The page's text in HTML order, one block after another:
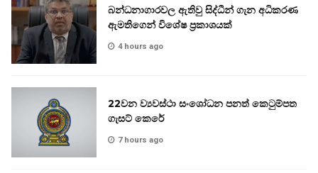
බන්ධනාගාරවල ඇතිවු සිද්ධීන් ගැන අධිකරණ
ඇමතිගෙන් විශේෂ ප්‍රකාශයක්
4 hours ago
22වන ව්‍යවස්ථා සංශෝධන පනත් කෙටුම්පත
ගැසට් කෙරේ
7 hours ago